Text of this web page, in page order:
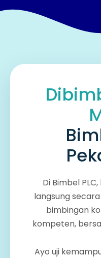
Di Bimbel
langsung
bimbingan
kompeten,
Ayo uji